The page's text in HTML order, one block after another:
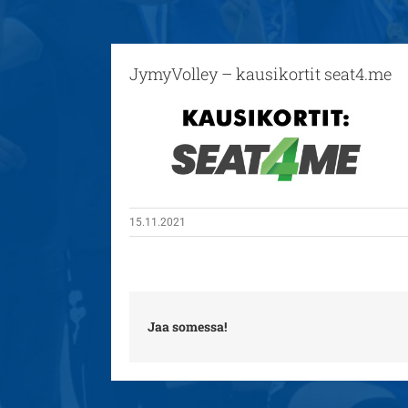
JymyVolley – kausikortit seat4.me
15.11.2021
Jaa somessa!